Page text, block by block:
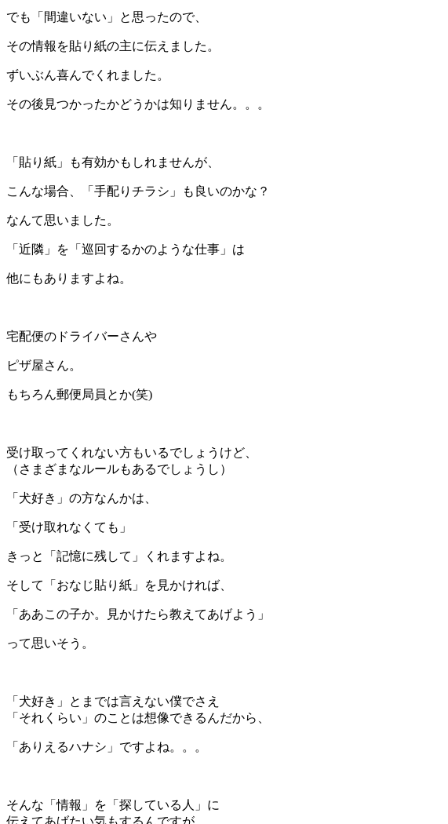
でも「間違いない」と思ったので、
その情報を貼り紙の主に伝えました。
ずいぶん喜んでくれました。
その後見つかったかどうかは知りません。。。
「貼り紙」も有効かもしれませんが、
こんな場合、「手配りチラシ」も良いのかな？
なんて思いました。
「近隣」を「巡回するかのような仕事」は
他にもありますよね。
宅配便のドライバーさんや
ピザ屋さん。
もちろん郵便局員とか(笑)
受け取ってくれない方もいるでしょうけど、
（さまざまなルールもあるでしょうし）
「犬好き」の方なんかは、
「受け取れなくても」
きっと「記憶に残して」くれますよね。
そして「おなじ貼り紙」を見かければ、
「ああこの子か。見かけたら教えてあげよう」
って思いそう。
「犬好き」とまでは言えない僕でさえ
「それくらい」のことは想像できるんだから、
「ありえるハナシ」ですよね。。。
そんな「情報」を「探している人」に